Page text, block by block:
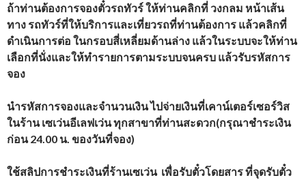
ถ้าท่านต้องการจองตั๋วรถทัวร์ ให้ท่านคลิกที่ วงกลม หน้าเส้น
ทาง รถทัวร์ที่ให้บริการและเที่ยวรถที่ท่านต้องการ แล้วคลิกที่
ดำเนินการต่อ ในกรอบสี่เหลี่ยมด้านล่าง แล้วในระบบจะให้ท่าน
เลือกที่นั่งและให้ทำรายการตามระบบจนครบ แล้วรับรหัสการ
จอง
นำรหัสการจองและจำนวนเงิน ไปจ่ายเงินที่เคาน์เตอร์เซอร์วิส
ในร้าน เซเว่นอีเลฟเว่น ทุกสาขาที่ท่านสะดวก(กรุณาชำระเงิน
ก่อน 24.00 น. ของวันที่จอง)
ใช้สลิปการชำระเงินที่ร้านเซเว่น เพื่อรับตั๋วโดยสาร ที่จุดรับตั๋ว